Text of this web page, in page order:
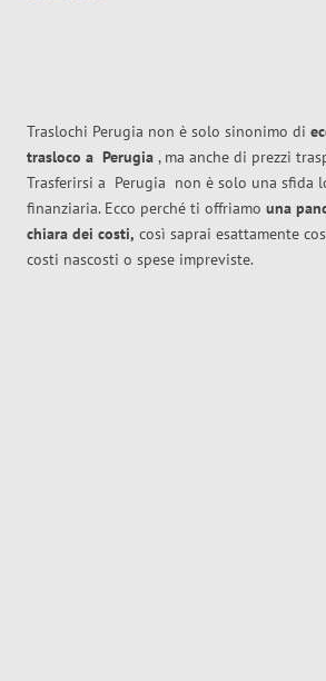
Traslochi Perugia non è solo sinonimo di
trasloco a Perugia , ma anche di prezzi
Trasferirsi a Perugia non è solo una sfida
finanziaria. Ecco perché ti offriamo una
chiara dei costi, così saprai esattamente
costi nascosti o spese impreviste.